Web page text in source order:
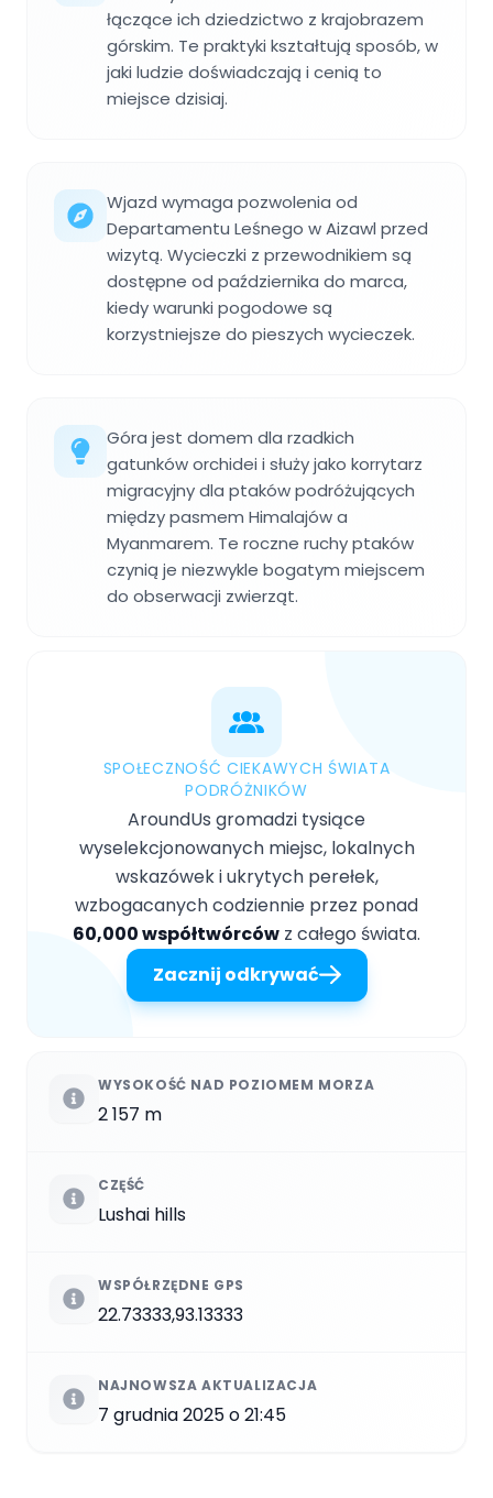
łączące ich dziedzictwo z krajobrazem
górskim. Te praktyki kształtują sposób, w
jaki ludzie doświadczają i cenią to
miejsce dzisiaj.
Wjazd wymaga pozwolenia od
Departamentu Leśnego w Aizawl przed
wizytą. Wycieczki z przewodnikiem są
dostępne od października do marca,
kiedy warunki pogodowe są
korzystniejsze do pieszych wycieczek.
Góra jest domem dla rzadkich
gatunków orchidei i służy jako korrytarz
migracyjny dla ptaków podróżujących
między pasmem Himalajów a
Myanmarem. Te roczne ruchy ptaków
czynią je niezwykle bogatym miejscem
do obserwacji zwierząt.
SPOŁECZNOŚĆ CIEKAWYCH ŚWIATA
PODRÓŻNIKÓW
AroundUs gromadzi tysiące
wyselekcjonowanych miejsc, lokalnych
wskazówek i ukrytych perełek,
wzbogacanych codziennie przez ponad
60,000 współtwórców z całego świata.
Zacznij odkrywać
WYSOKOŚĆ NAD POZIOMEM MORZA
2 157 m
CZĘŚĆ
Lushai hills
WSPÓŁRZĘDNE GPS
22.73333,93.13333
NAJNOWSZA AKTUALIZACJA
7 grudnia 2025 o 21:45